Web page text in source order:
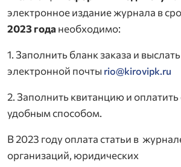
электронное издание журнала в
2023 года необходимо:
1. Заполнить бланк заказа и
электронной почты rio@kirovipk.ru
2. Заполнить квитанцию и
удобным способом.
В 2023 году оплата статьи в
организаций, юридических